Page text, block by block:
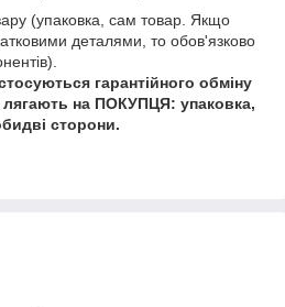
(упаковка, сам товар. Якщо
деталями, то обов'язково
гарантійного обміну
лягають на ПОКУПЦЯ: упаковка,
сторони.